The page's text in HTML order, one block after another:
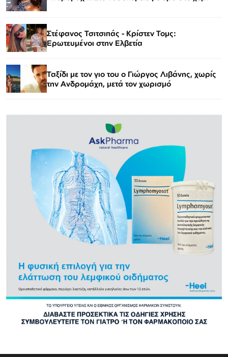
Στέφανος Τσιτσιπάς - Kρίστεν Τομς:
Ερωτευμένοι στην Ελβετία
Ταξίδι με τον γιο του ο Γιώργος Λιβάνης, χωρίς
την Ανδρομάχη, μετά τον χωρισμό